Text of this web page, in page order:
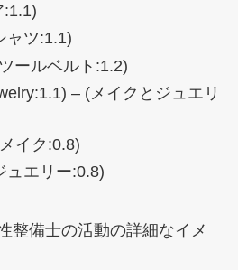
:1.1)
ャツ:1.1)
ールベルト:1.2)
– (メイクとジュエリ
イク:0.8)
ュエリー:0.8)
整備士の活動の詳細なイメ